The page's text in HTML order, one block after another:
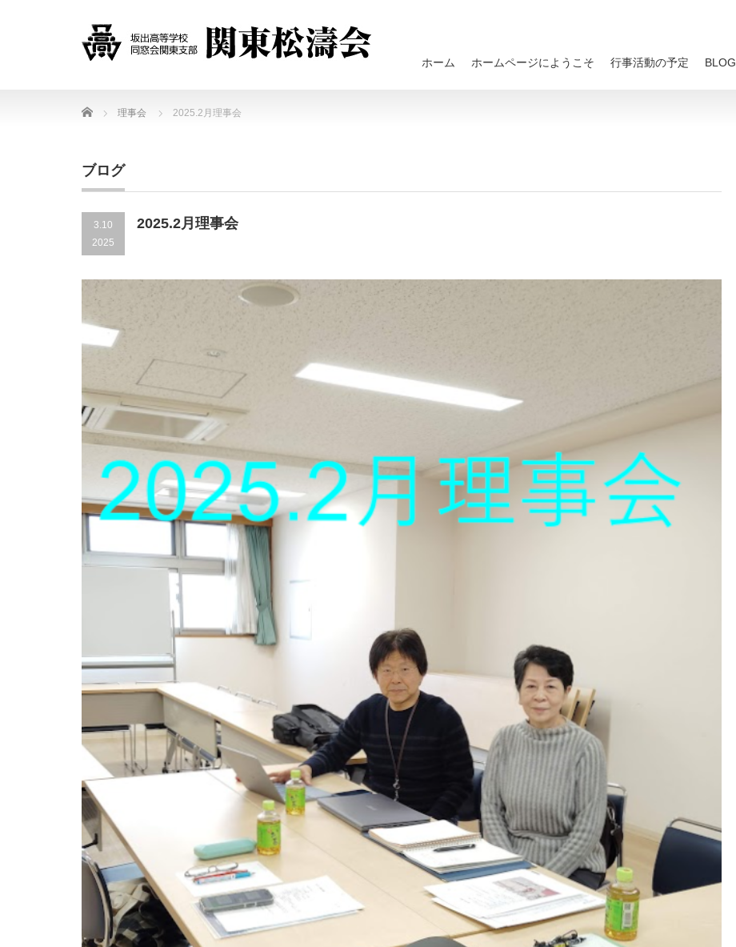
ホーム ホームページにようこそ 行事活動の予定 BLOG
Home 理事会 2025.2月理事会
ブログ
3.10
2025
2025.2月理事会